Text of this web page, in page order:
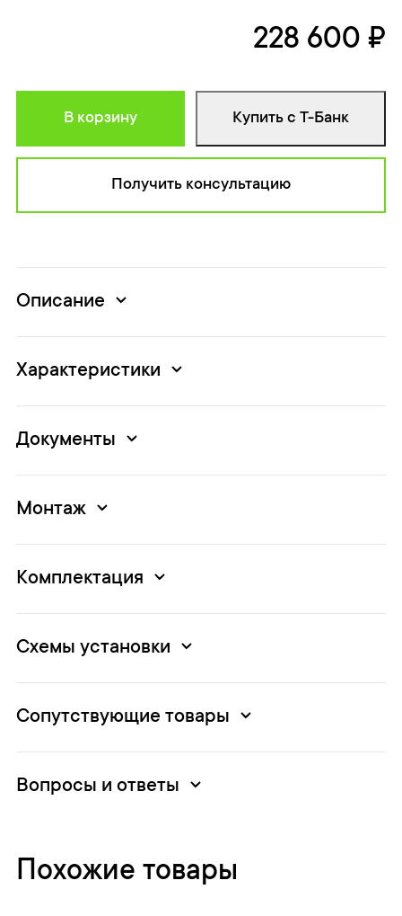
228 600 ₽
В корзину Купить с Т-Банк
Получить консультацию
Описание
Характеристики
Документы
Монтаж
Комплектация
Схемы установки
Сопутствующие товары
Вопросы и ответы
Похожие товары